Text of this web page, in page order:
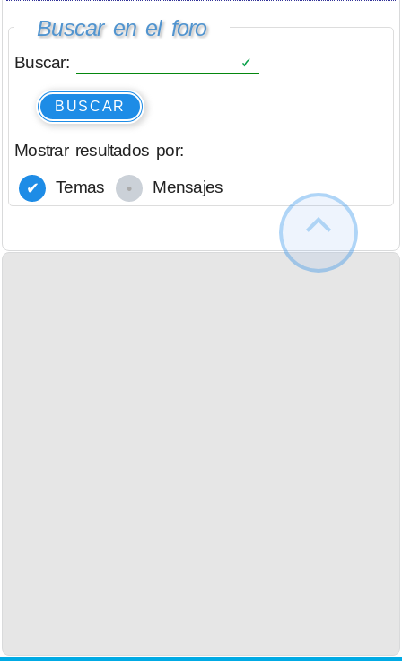
Buscar en el foro
Buscar:
BUSCAR
Mostrar resultados por:
Temas
Mensajes